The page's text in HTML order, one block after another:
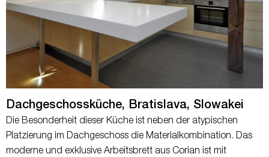
Dachgeschossküche, Bratislava, Slowakei
Die Besonderheit dieser Küche ist neben der atypischen
Platzierung im Dachgeschoss die Materialkombination. Das
moderne und exklusive Arbeitsbrett aus Corian ist mit